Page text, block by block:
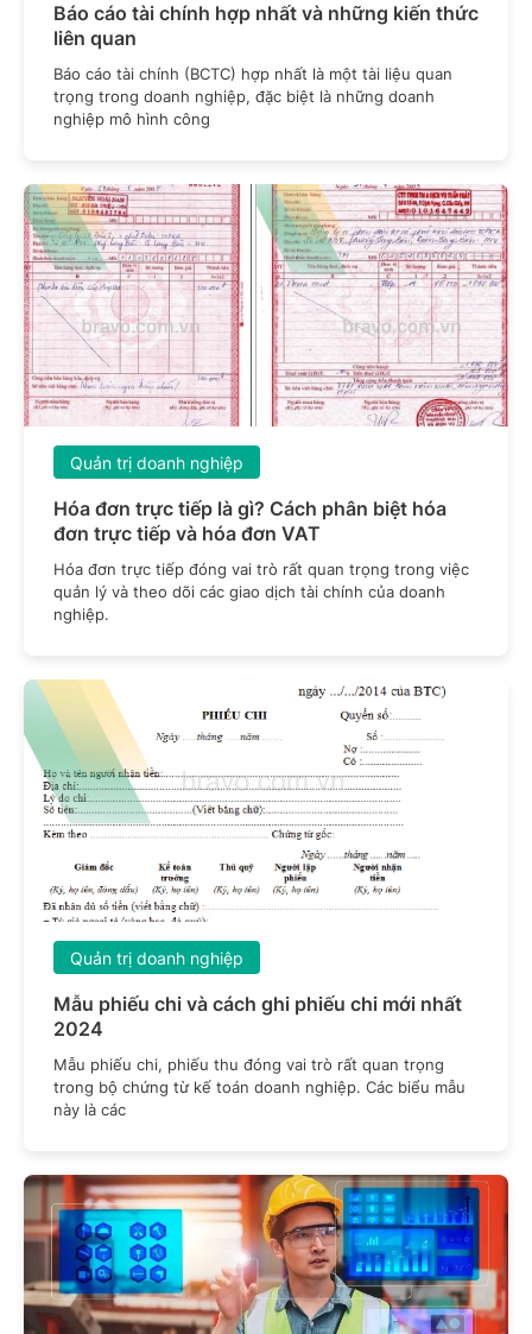
Báo cáo tài chính hợp nhất và những kiến thức
liên quan
Báo cáo tài chính (BCTC) hợp nhất là một tài liệu quan
trọng trong doanh nghiệp, đặc biệt là những doanh
nghiệp mô hình công
Hóa đơn trực tiếp là gì? Cách phân biệt hóa
đơn trực tiếp và hóa đơn VAT
Quản trị doanh nghiệp
Hóa đơn trực tiếp đóng vai trò rất quan trọng trong việc
quản lý và theo dõi các giao dịch tài chính của doanh
nghiệp.
Mẫu phiếu chi và cách ghi phiếu chi mới nhất
2024
Quản trị doanh nghiệp
Mẫu phiếu chi, phiếu thu đóng vai trò rất quan trọng
trong bộ chứng từ kế toán doanh nghiệp. Các biểu mẫu
này là các